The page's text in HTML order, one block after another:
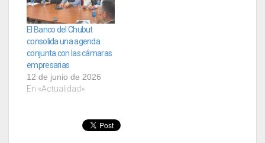
El Banco del Chubut
consolida una agenda
conjunta con las cámaras
empresarias
12 de junio de 2026
En «Actualidad»